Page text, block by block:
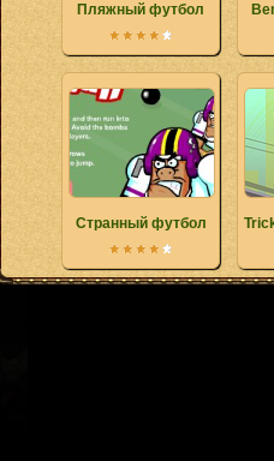
Пляжный футбол
Странный футбол